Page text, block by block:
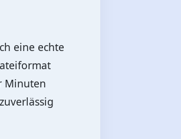
eine echte
Minuten